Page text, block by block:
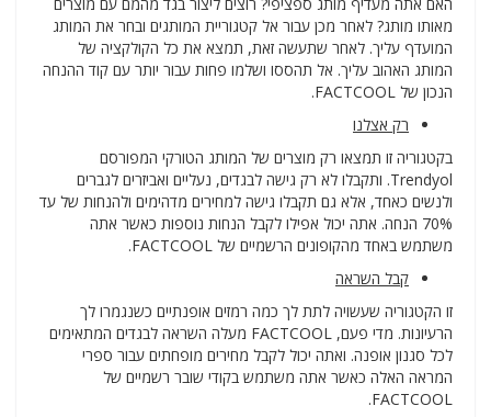
מאותו מותג? לאחר מכן עבור אל קטגוריית המותגים ובחר את המותג
המועדף עליך. לאחר שתעשה זאת, תמצא את כל הקולקציה של
המותג האהוב עליך. אל תהססו ושלמו פחות עבור יותר עם קוד ההנחה
הנכון של FACTCOOL.
רק אצלנו
בקטגוריה זו תמצאו רק מוצרים של המותג הטורקי המפורסם
Trendyol. ותקבלו לא רק גישה לבגדים, נעליים ואביזרים לגברים
ולנשים כאחד, אלא גם תקבלו גישה למחירים מדהימים ולהנחות של עד
70% הנחה. אתה יכול אפילו לקבל הנחות נוספות כאשר אתה
משתמש באחד מהקופונים הרשמיים של FACTCOOL.
קבל השראה
זו הקטגוריה שעשויה לתת לך כמה רמזים אופנתיים כשנגמרו לך
הרעיונות. מדי פעם, FACTCOOL מעלה השראה לבגדים המתאימים
לכל סגנון אופנה. ואתה יכול לקבל מחירים מופחתים עבור ספרי
המראה האלה כאשר אתה משתמש בקודי שובר רשמיים של
FACTCOOL.